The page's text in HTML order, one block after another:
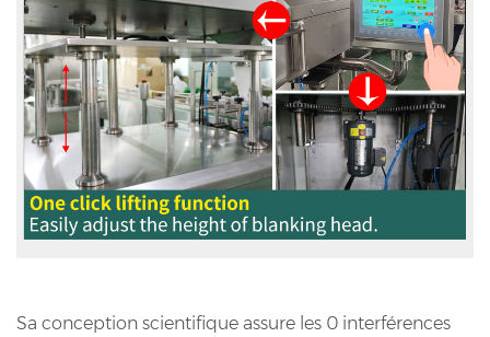
Sa conception scientifique assure les 0 interférences